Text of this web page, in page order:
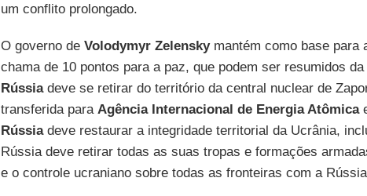
um conflito prolongado.
O governo de Volodymyr Zelenskymantém como base para
chama de 10 pontos para a paz, que podem ser resumidos
Rússiadeve se retirar do território da central nuclear de
transferida paraAgência Internacional de Energia Atômica
Rússiadeve restaurar a integridade territorial da Ucrânia,
Rússia deve retirar todas as suas tropas e formações
e o controle ucraniano sobre todas as fronteiras com a